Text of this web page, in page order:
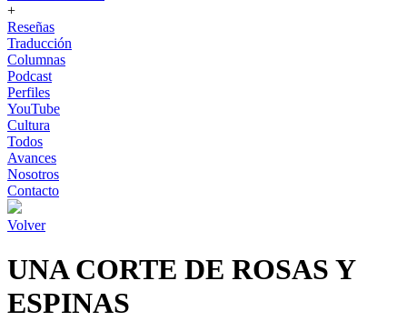
+
Reseñas
Traducción
Columnas
Podcast
Perfiles
YouTube
Cultura
Todos
Avances
Nosotros
Contacto
Volver
UNA CORTE DE ROSAS Y
ESPINAS